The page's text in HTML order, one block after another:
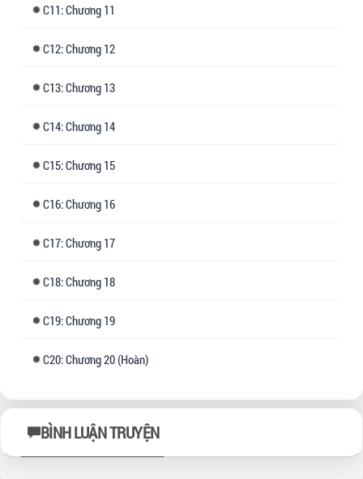
11: Chương 11
12: Chương 12
13: Chương 13
14: Chương 14
15: Chương 15
16: Chương 16
17: Chương 17
18: Chương 18
19: Chương 19
20: Chương 20 (Hoàn)
BÌNH LUẬN TRUYỆN